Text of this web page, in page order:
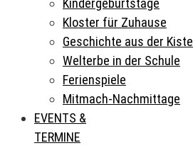
Kindergeburtstage
Kloster für Zuhause
Geschichte aus der Kiste
Welterbe in der Schule
Ferienspiele
Mitmach-Nachmittage
EVENTS &
TERMINE